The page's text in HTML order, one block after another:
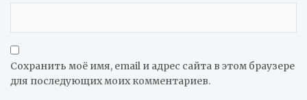
Сохранить моё имя, email и адрес сайта в этом браузере
для последующих моих комментариев.